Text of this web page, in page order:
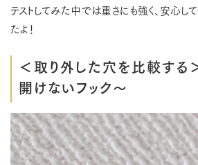
テストしてみた中では重さにも強く、安心し
たよ！
＜取り外した穴を比較する
開けないフック～